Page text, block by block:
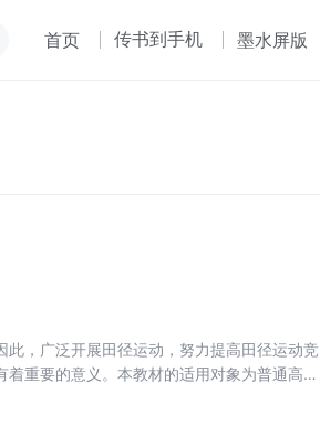
首页 传书到手机 墨水屏版
，广泛开展田径运动，努力提高田径运动竞
重要的意义。本教材的适用对象为普通高校